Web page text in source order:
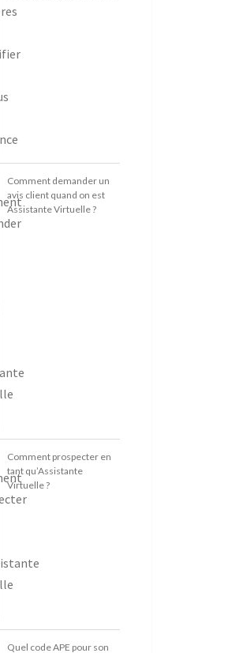
Comment demander un
avis client quand on est
Assistante Virtuelle ?
Comment prospecter en
tant qu’Assistante
Virtuelle ?
Quel code APE pour son